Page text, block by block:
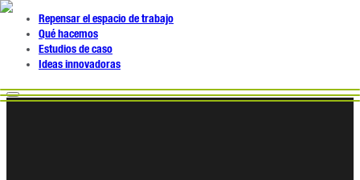
Repensar el espacio de trabajo
Qué hacemos
Estudios de caso
Ideas innovadoras